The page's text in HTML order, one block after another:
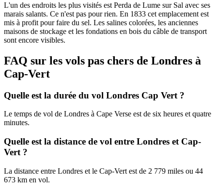
L'un des endroits les plus visités est Perda de Lume sur Sal avec ses
marais salants. Ce n'est pas pour rien. En 1833 cet emplacement est
mis à profit pour faire du sel. Les salines colorées, les anciennes
maisons de stockage et les fondations en bois du câble de transport
sont encore visibles.
FAQ sur les vols pas chers de Londres à
Cap-Vert
Quelle est la durée du vol Londres Cap Vert ?
Le temps de vol de Londres à Cape Verse est de six heures et quatre
minutes.
Quelle est la distance de vol entre Londres et Cap-
Vert ?
La distance entre Londres et le Cap-Vert est de 2 779 miles ou 44
673 km en vol.